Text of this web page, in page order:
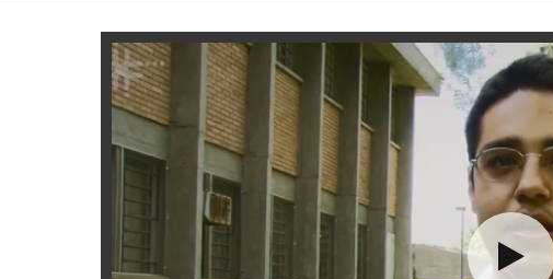
BAÚ DE HISTÓRIAS - A JAMAIS IMAGINADA AVENTURA COM OS MOINHOS DE VENTO